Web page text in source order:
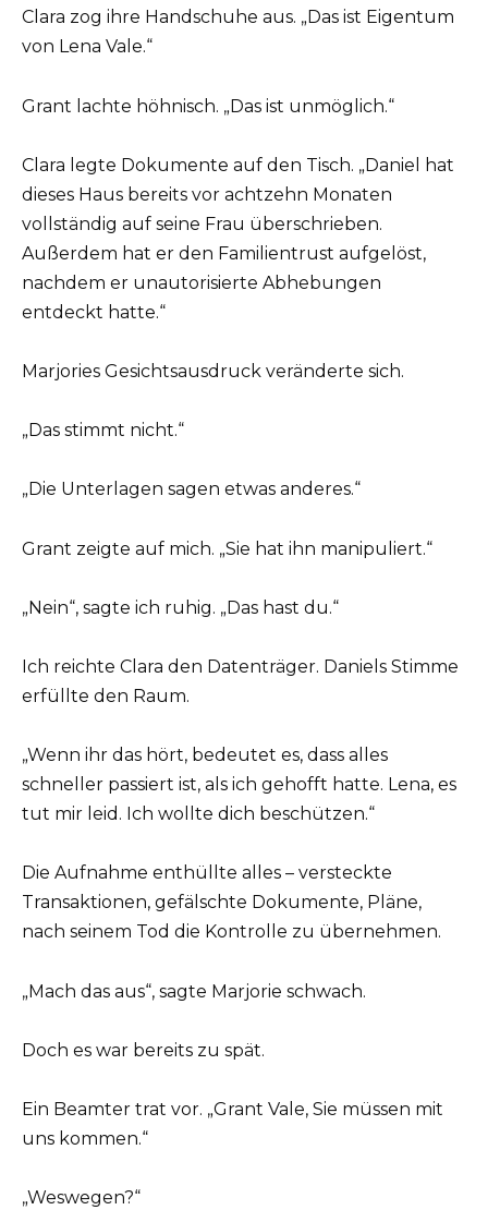
Clara zog ihre Handschuhe aus. „Das ist Eigentum
von Lena Vale.“
Grant lachte höhnisch. „Das ist unmöglich.“
Clara legte Dokumente auf den Tisch. „Daniel hat
dieses Haus bereits vor achtzehn Monaten
vollständig auf seine Frau überschrieben.
Außerdem hat er den Familientrust aufgelöst,
nachdem er unautorisierte Abhebungen
entdeckt hatte.“
Marjories Gesichtsausdruck veränderte sich.
„Das stimmt nicht.“
„Die Unterlagen sagen etwas anderes.“
Grant zeigte auf mich. „Sie hat ihn manipuliert.“
„Nein“, sagte ich ruhig. „Das hast du.“
Ich reichte Clara den Datenträger. Daniels Stimme
erfüllte den Raum.
„Wenn ihr das hört, bedeutet es, dass alles
schneller passiert ist, als ich gehofft hatte. Lena, es
tut mir leid. Ich wollte dich beschützen.“
Die Aufnahme enthüllte alles – versteckte
Transaktionen, gefälschte Dokumente, Pläne,
nach seinem Tod die Kontrolle zu übernehmen.
„Mach das aus“, sagte Marjorie schwach.
Doch es war bereits zu spät.
Ein Beamter trat vor. „Grant Vale, Sie müssen mit
uns kommen.“
„Weswegen?“